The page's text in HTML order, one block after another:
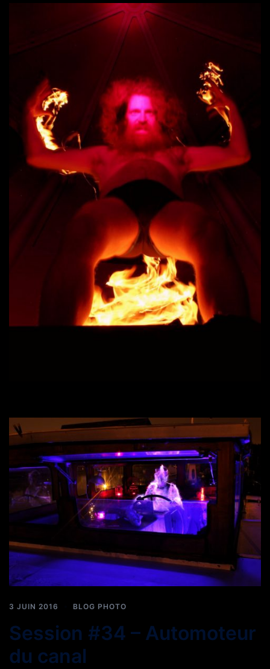
3 JUIN 2016 BLOG PHOTO
Session #34 – Automoteur
du canal